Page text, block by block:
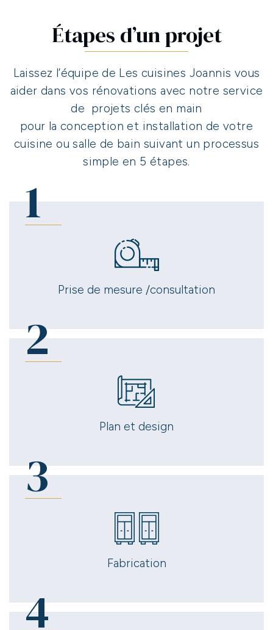
Étapes d’un projet
Laissez l’équipe de Les cuisines Joannis vous
aider dans vos rénovations avec notre service
de projets clés en main
pour la conception et installation de votre
cuisine ou salle de bain suivant un processus
simple en 5 étapes.
1
Prise de mesure /consultation
2
Plan et design
3
Fabrication
4